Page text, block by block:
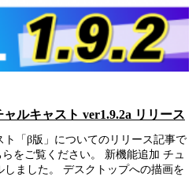
ャルキャスト ver1.9.2a リリース
「β版」についてのリリース記事で
をご覧ください。 新機能追加 チュ
ました。 デスクトップへの描画を